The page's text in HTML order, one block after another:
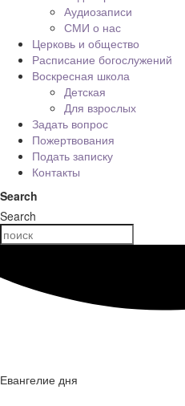
Аудиозаписи
СМИ о нас
Церковь и общество
Расписание богослужений
Воскресная школа
Детская
Для взрослых
Задать вопрос
Пожертвования
Подать записку
Контакты
Search
Search
Евангелие дня